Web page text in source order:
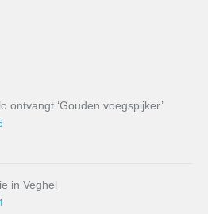
ontvangt ‘Gouden voegspijker’
in Veghel